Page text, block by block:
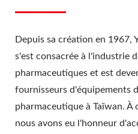
Depuis sa création en 1967,
s'est consacrée à l'industrie
pharmaceutiques et est
fournisseurs d'équipements
pharmaceutique à Taïwan.
nous avons eu l'honneur